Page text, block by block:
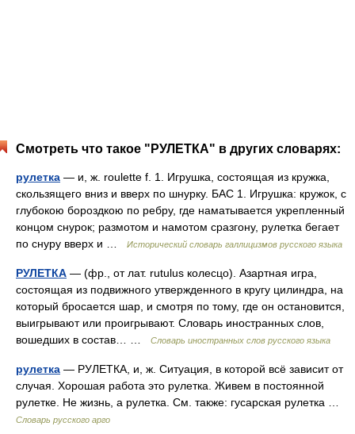
Смотреть что такое "РУЛЕТКА" в других словарях:
рулетка — и, ж. roulette f. 1. Игрушка, состоящая из кружка,
скользящего вниз и вверх по шнурку. БАС 1. Игрушка: кружок, с
глубокою бороздкою по ребру, где наматывается укрепленный
концом снурок; размотом и намотом сразгону, рулетка бегает
по снуру вверх и …
Исторический словарь галлицизмов русского языка
РУЛЕТКА — (фр., от лат. rutulus колесцо). Азартная игра,
состоящая из подвижного утвержденного в кругу цилиндра, на
который бросается шар, и смотря по тому, где он остановится,
выигрывают или проигрывают. Словарь иностранных слов,
вошедших в состав… …
Словарь иностранных слов русского языка
рулетка — РУЛЕТКА, и, ж. Ситуация, в которой всё зависит от
случая. Хорошая работа это рулетка. Живем в постоянной
рулетке. Не жизнь, а рулетка. См. также: гусарская рулетка …
Словарь русского арго